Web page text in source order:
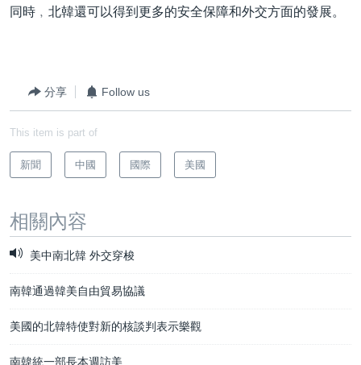
同時﹐北韓還可以得到更多的安全保障和外交方面的發展。
分享 Follow us
This item is part of
新聞 中國 國際 美國
相關內容
美中南北韓 外交穿梭
南韓通過韓美自由貿易協議
美國的北韓特使對新的核談判表示樂觀
南韓統一部長本週訪美